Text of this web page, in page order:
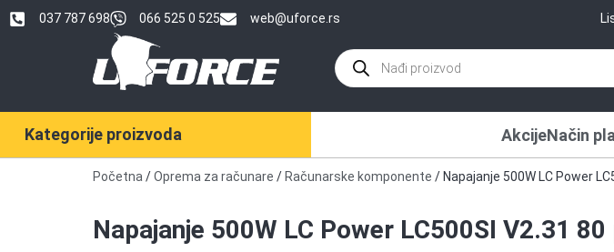
037 787 698 066 525 0 525 web@uforce.rs
Kategorije proizvoda AkcijeNačin
Početna /Oprema za računare / Računarske komponente / Napajanje 500W LC Power
Napajanje 500W LC Power LC500SI V2.31 80